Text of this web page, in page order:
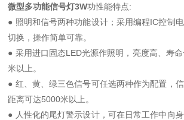
微型多功能信号灯3W功性能特点:
● 照明和信号两种功能设计；采用编程IC控制
切换，操作简单可靠。
● 采用进口固态LED光源作照明，亮度高、寿
米以上。
● 红、黄、绿三色信号可任选两种作为配置，
距离可达5000米以上。
● 人性化的尾灯警示设计，可在日常工作中向